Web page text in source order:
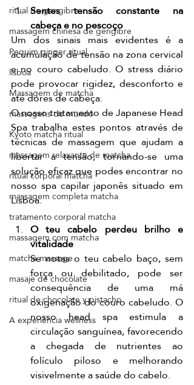
ritual de gengibre
massagem chinesa de gengibre
Pequim ginger ritual
lisboa
Massagem de matcha
massagens do mundo
Kyoto matcha ritual
massagem relaxante de matcha
ritual corporal matcha
massagem completa matcha
tratamento corporal matcha
massagem com matcha
matcha massage
masaje de chocolate
ritual de chocolate y pistacho
A experiência wellness
Sentes tensão constante na
cabeça e no pescoço
Um dos sinais mais evidentes é a
acumulação de tensão na zona cervical
e no couro cabeludo. O stress diário
pode provocar rigidez, desconforto e
até dores de cabeça.
O nosso tratamento de Japanese Head
Spa trabalha estes pontos através de
técnicas de massagem que ajudam a
libertar a tensão, tornando-se uma
solução eficaz que podes encontrar no
nosso spa capilar japonês situado em
Lisboa.
O teu cabelo perdeu brilho e
vitalidade
Se notas o teu cabelo baço, sem
força ou debilitado, pode ser
consequência de uma má
oxigenação do couro cabeludo. O
nosso head spa estimula a
circulação sanguínea, favorecendo
a chegada de nutrientes ao
folículo piloso e melhorando
visivelmente a saúde do cabelo.